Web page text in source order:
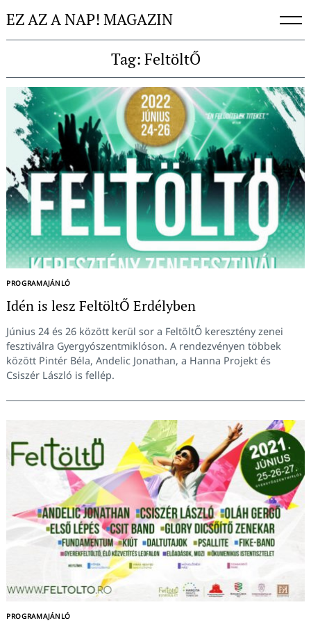
toEZ AZ A NAP! MAGAZIN
Tag: FeltöltŐ
PROGRAMAJÁNLÓ
Idén is lesz FeltöltŐ Erdélyben
Június 24 és 26 között kerül sor a FeltöltŐ keresztény zenei
fesztiválra Gyergyószentmiklóson. A rendezvényen többek
között Pintér Béla, Andelic Jonathan, a Hanna Projekt és
Csiszér László is fellép.
PROGRAMAJÁNLÓ